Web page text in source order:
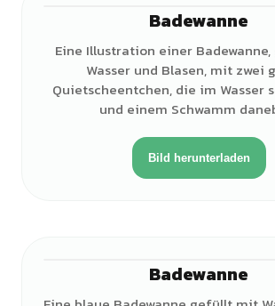
Badewanne
Eine Illustration einer
Wasser und Blasen, mit zwei
Quietscheentchen, die im Wasser
und einem Schwamm
Bild herunterladen
Badewanne